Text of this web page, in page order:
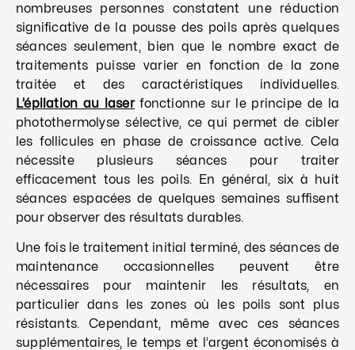
nombreuses personnes constatent une réduction
significative de la pousse des poils après quelques
séances seulement, bien que le nombre exact de
traitements puisse varier en fonction de la zone
traitée et des caractéristiques individuelles.
L’épilation au laserfonctionne sur le principe de la
photothermolyse sélective, ce qui permet de cibler
les follicules en phase de croissance active. Cela
nécessite plusieurs séances pour traiter
efficacement tous les poils. En général, six à huit
séances espacées de quelques semaines suffisent
pour observer des résultats durables.
Une fois le traitement initial terminé, des séances de
maintenance occasionnelles peuvent être
nécessaires pour maintenir les résultats, en
particulier dans les zones où les poils sont plus
résistants. Cependant, même avec ces séances
supplémentaires, le temps et l’argent économisés à